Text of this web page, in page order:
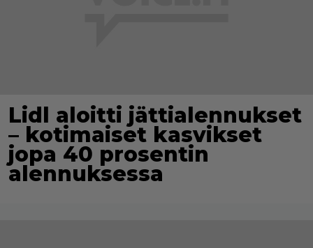
Lidl aloitti jättialennukset
– kotimaiset kasvikset
jopa 40 prosentin
alennuksessa